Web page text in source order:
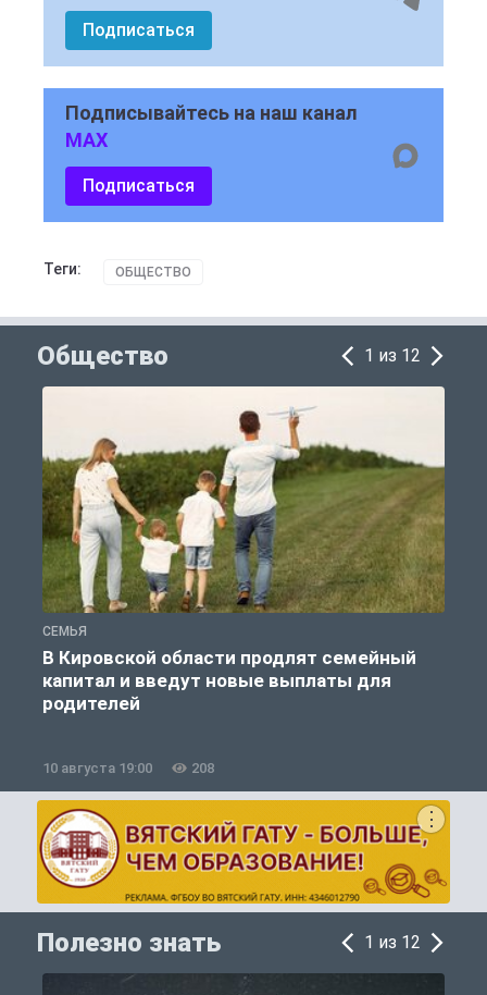
Подписаться
Подписывайтесь на наш канал
MAX
Подписаться
Теги: ОБЩЕСТВО
Общество 1 из 12
СЕМЬЯ
В Кировской области продлят семейный
капитал и введут новые выплаты для
родителей
10 августа 19:00 208
Полезно знать 1 из 12